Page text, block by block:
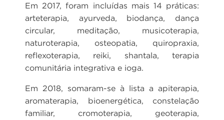
Em 2017, foram incluídas mais 14 práticas:
arteterapia, ayurveda, biodança, dança
circular, meditação, musicoterapia,
naturoterapia, osteopatia, quiropraxia,
reflexoterapia, reiki, shantala, terapia
comunitária integrativa e ioga.
Em 2018, somaram-se à lista a apiterapia,
aromaterapia, bioenergética, constelação
familiar, cromoterapia, geoterapia,